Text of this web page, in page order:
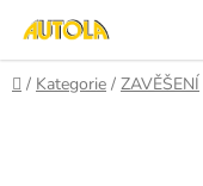
obsah
Domů
/ Kategorie / ZAVĚŠENÍ